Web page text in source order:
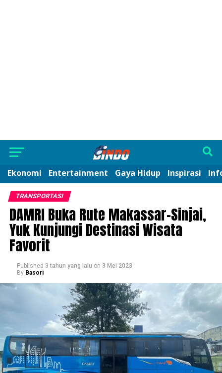
Ekonomi Entertainment Gaya Hidup Inspirasi
TRANSPORTASI
DAMRI Buka Rute Makassar-Sinjai,
Yuk Kunjungi Destinasi Wisata
Favorit
Published 3 tahun yang lalu on 3 Mei 2023
By Basori